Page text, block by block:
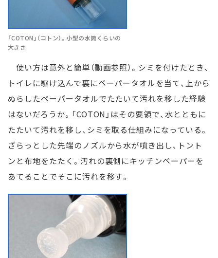
「COTON」（コトン）。小型の水筒くらいの
大きさ
使い方は意外と簡単（動画参照）。シミを付けたとき、
トイレに駆け込んで裏にペーパータオルを当て、上から
ぬらしたペーパータオルでたたいて汚れを移した経験
はないだろうか。「COTON」はその要領で、水とともに
たたいて汚れを移し、シミを取る仕組みになっている。
ざらっとした先端のノズルから水が噴き出し、トント
ンと布地をたたく。汚れの裏側にキッチンペーパーを
あてることでそこに汚れを移す。